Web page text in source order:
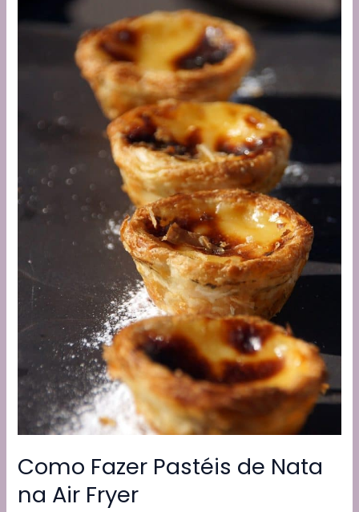
Saudável
Sustentável
Como Fazer Pastéis de Nata
na Air Fryer